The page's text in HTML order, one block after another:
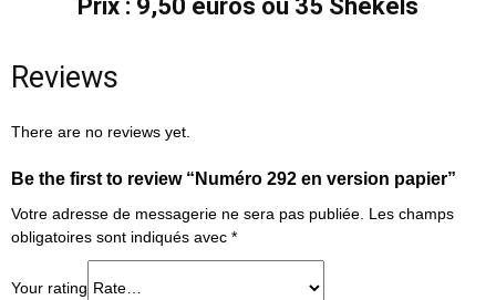
Prix : 9,50 euros ou 35 Shekels
Reviews
There are no reviews yet.
Be the first to review “Numéro 292 en version papier”
Votre adresse de messagerie ne sera pas publiée. Les champs
obligatoires sont indiqués avec *
Your rating